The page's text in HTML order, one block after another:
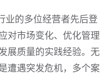
业的多位经营者先后登
对市场变化、优化管理
展质量的实践经验。无
遭遇突发危机，多个案